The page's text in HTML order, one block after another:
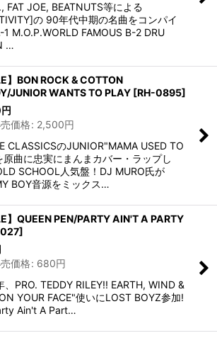
FAT JOE, BEATNUTS等による
の 90年代中期の名曲をコンパイ
1 M.O.P.WORLD FAMOUS B-2 DRU
…
】BON ROCK & COTTON
JUNIOR WANTS TO PLAY [RH-0895]
円
価格: 2,500円
CLASSICSのJUNIOR"MAMA USED TO
原曲に忠実にまんまカバー・ラップし
SCHOOL人気盤！DJ MURO氏が
BOY音源をミックス…
】QUEEN PEN/PARTY AIN'T A PARTY
]
価格: 680円
PRO. TEDDY RILEY!! EARTH, WIND &
YOUR FACE"使いにLOST BOYZ参加!
Ain't A Part…